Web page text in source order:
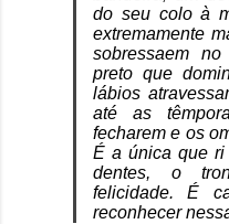
do seu colo à
extremamente
sobressaem
preto que
lábios
até as
fecharem e os
É a única que
dentes, o
felicidade. É
reconhecer